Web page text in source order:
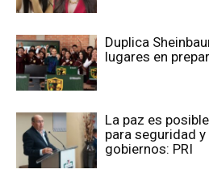
Duplica
lugares en
La paz es
para seguridad
gobiernos: PRI